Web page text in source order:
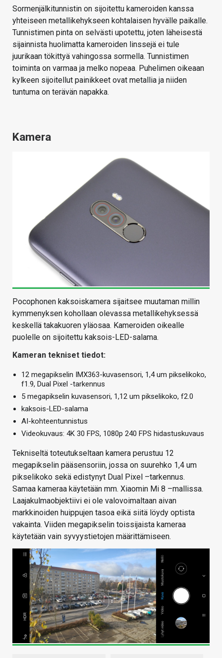
Sormenjälkitunnistin on sijoitettu kameroiden kanssa
yhteiseen metallikehykseen kohtalaisen hyvälle paikalle.
Tunnistimen pinta on selvästi upotettu, joten läheisestä
sijainnista huolimatta kameroiden linssejä ei tule
juurikaan tökittyä vahingossa sormella. Tunnistimen
toiminta on varmaa ja melko nopeaa. Puhelimen oikeaan
kylkeen sijoitellut painikkeet ovat metallia ja niiden
tuntuma on terävän napakka.
Kamera
Pocophonen kaksoiskamera sijaitsee muutaman millin
kymmenyksen kohollaan olevassa metallikehyksessä
keskellä takakuoren yläosaa. Kameroiden oikealle
puolelle on sijoitettu kaksois-LED-salama.
Kameran tekniset tiedot:
12 megapikselin IMX363-kuvasensori, 1,4 um pikselikoko,
f1.9, Dual Pixel -tarkennus
5 megapikselin kuvasensori, 1,12 um pikselikoko, f2.0
kaksois-LED-salama
AI-kohteentunnistus
Videokuvaus: 4K 30 FPS, 1080p 240 FPS hidastuskuvaus
Tekniseltä toteutukseltaan kamera perustuu 12
megapikselin pääsensoriin, jossa on suurehko 1,4 um
pikselikoko sekä edistynyt Dual Pixel –tarkennus.
Samaa kameraa käytetään mm. Xiaomin Mi 8 –mallissa.
Laajakulmaobjektiivi ei ole valovoimaltaan aivan
markkinoiden huippujen tasoa eikä siitä löydy optista
vakainta. Viiden megapikselin toissijaista kameraa
käytetään vain syvyystietojen määrittämiseen.